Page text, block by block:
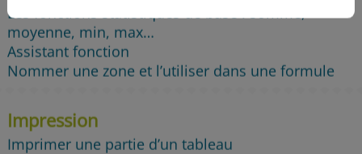
Les fonctions statistiques de base : somme,
moyenne, min, max…
Assistant fonction
Nommer une zone et l’utiliser dans une formule
Impression
Imprimer une partie d’un tableau